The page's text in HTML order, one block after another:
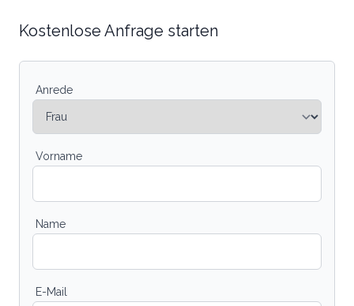
Kostenlose Anfrage starten
Anrede
Vorname
Name
E-Mail